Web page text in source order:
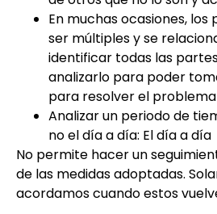
En muchas ocasiones,
ser múltiples y se
identificar todas las
analizarlo para poder
para resolver el
Analizar un periodo de
no el día a día: El día a día
No permite hacer un
de las medidas adoptadas.
acordamos cuando estos